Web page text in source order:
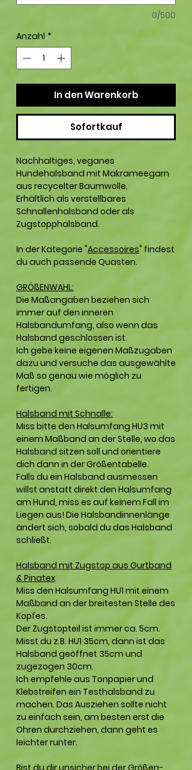
0/500
Anzahl *
In den Warenkorb
Sofortkauf
Nachhaltiges, veganes
Hundehalsband mit Makrameegarn
aus recycelter Baumwolle.
Erhältlich als verstellbares
Schnallenhalsband oder als
Zugstopphalsband.
In der Kategorie "Accessoires" findest
du auch passende Quasten.
GRÖßENWAHL:
Die Maßangaben beziehen sich
immer auf den inneren
Halsbandumfang, also wenn das
Halsband geschlossen ist.
Ich gebe keine eigenen Maßzugaben
dazu und versuche das ausgewählte
Maß so genau wie möglich zu
fertigen.
Halsband mit Schnalle:
Miss bitte den Halsumfang HU3 mit
einem Maßband an der Stelle, wo das
Halsband sitzen soll und orientiere
dich dann in der Größentabelle.
Falls du ein Halsband ausmessen
willst anstatt direkt den Halsumfang
am Hund, miss es auf keinem Fall im
Liegen aus! Die Halsbandinnenlänge
ändert sich, sobald du das Halsband
schließt.
Halsband mit Zugstop aus Gurtband
& Pinatex
Miss den Halsumfang HU1 mit einem
Maßband an der breitesten Stelle des
Kopfes.
Der Zugstopteil ist immer ca. 5cm.
Misst du z.B. HU1 35cm, dann ist das
Halsband geöffnet 35cm und
zugezogen 30cm.
Ich empfehle aus Tonpapier und
Klebstreifen ein Testhalsband zu
machen. Das Ausziehen sollte nicht
zu einfach sein, am besten erst die
Ohren durchziehen, dann geht es
leichter runter.